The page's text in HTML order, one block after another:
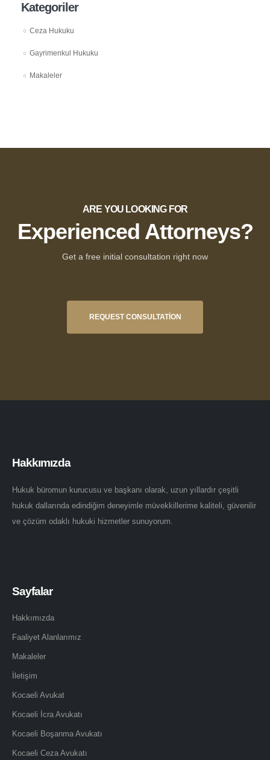
Kategoriler
Ceza Hukuku
Gayrimenkul Hukuku
Makaleler
ARE YOU LOOKING FOR
Experienced Attorneys?
Get a free initial consultation right now
REQUEST CONSULTATION
Hakkımızda
Hukuk büromun kurucusu ve başkanı olarak, uzun yıllardır çeşitli
hukuk dallarında edindiğim deneyimle müvekkillerime kaliteli, güvenilir
ve çözüm odaklı hukuki hizmetler sunuyorum.
Sayfalar
Hakkımızda
Faaliyet Alanlarımız
Makaleler
İletişim
Kocaeli Avukat
Kocaeli İcra Avukatı
Kocaeli Boşanma Avukatı
Kocaeli Ceza Avukatı